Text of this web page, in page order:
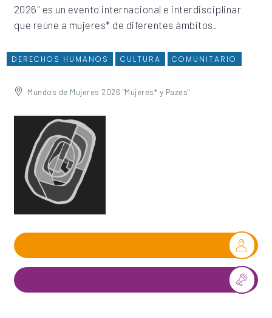
2026" es un evento internacional e interdisciplinar
que reúne a mujeres* de diferentes ámbitos.
DERECHOS HUMANOS CULTURA COMUNITARIO
Mundos de Mujeres 2026 "Mujeres* y Pazes"